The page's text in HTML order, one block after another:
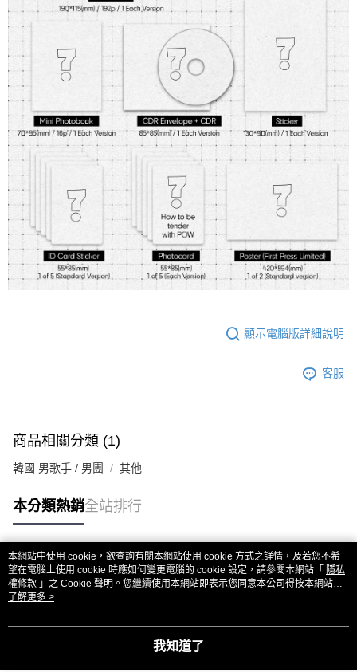
顯示電腦版詳細說明
客服
商品相關分類 (1)
韓國 男歌手 / 男團 其他
本分類熱銷全站排行
熱門標籤
本網站中使用 cookie，欲查詢有關本網站使用 cookie 方式之詳情，及若您不希
望在電腦上使用 cookie 時應如何變更電腦的 cookie 設定，請參閱本網站「 隱私
權條款 」之 Cookie 聲明。您繼續使用本網站即表示您同意本公司得按本網站使
用條款之 Cookie 聲明使用 cookie。
了解更多 >
我知道了